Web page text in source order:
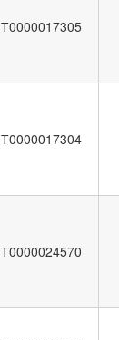
Т0000017305
Т0000017304
Т0000024570